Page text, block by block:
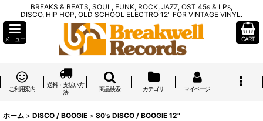
BREAKS & BEATS, SOUL, FUNK, ROCK, JAZZ, OST 45s & LPs,
DISCO, HIP HOP, OLD SCHOOL ELECTRO 12" FOR VINTAGE VINYL.
メニュー CART
ご利用案内
送料・支払い方
法
商品検索 カテゴリ マイページ
ホーム > DISCO / BOOGIE > 80's DISCO / BOOGIE 12"